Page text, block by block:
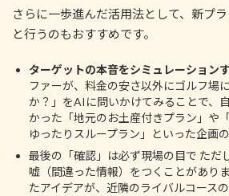
さらに一歩進んだ活用法として、新プ
と行うのもおすすめです。
ターゲットの本音をシミュレーション
ファーが、料金の安さ以外にゴルフ場
か？」をAIに問いかけてみることで、
かった「地元のお土産付きプラン」や
ゆったりスループラン」といった企画
最後の「確認」は必ず現場の目で ただ
嘘（間違った情報）をつくことがあり
たアイデアが、近隣のライバルコース